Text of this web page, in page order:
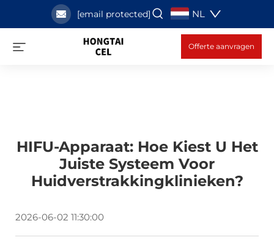
[email protected] NL
Offerte aanvragen
HIFU-Apparaat: Hoe Kiest U Het
Juiste Systeem Voor
Huidverstrakkingklinieken?
2026-06-02 11:30:00